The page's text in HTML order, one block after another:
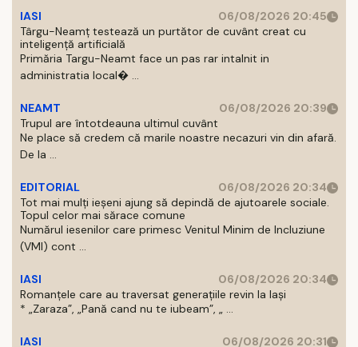
IASI
06/08/2026 20:45
Târgu-Neamț testează un purtător de cuvânt creat cu
inteligență artificială
Primăria Targu-Neamt face un pas rar intalnit in
administratia local� ...
NEAMT
06/08/2026 20:39
Trupul are întotdeauna ultimul cuvânt
Ne place să credem că marile noastre necazuri vin din afară.
De la ...
EDITORIAL
06/08/2026 20:34
Tot mai mulți ieșeni ajung să depindă de ajutoarele sociale.
Topul celor mai sărace comune
Numărul iesenilor care primesc Venitul Minim de Incluziune
(VMI) cont ...
IASI
06/08/2026 20:34
Romanțele care au traversat generațiile revin la Iași
* „Zaraza”, „Pană cand nu te iubeam”, „ ...
IASI
06/08/2026 20:31